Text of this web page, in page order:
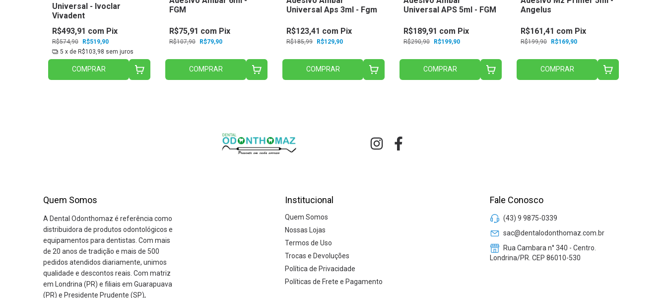
Universal - Ivoclar
Vivadent
R$574,90 R$519,90
R$493,91 com Pix
5 x de R$103,98 sem juros
COMPRAR
FGM
R$107,90 R$79,90
R$75,91 com Pix
COMPRAR
Universal Aps 3ml - Fgm
R$185,99 R$129,90
R$123,41 com Pix
COMPRAR
Universal APS 5ml - FGM
R$290,90 R$199,90
R$189,91 com Pix
COMPRAR
Angelus
R$199,90 R$169,90
R$161,41 com Pix
COMPRAR
Quem Somos
A Dental Odonthomaz é referência como
distribuidora de produtos odontológicos e
equipamentos para dentistas. Com mais
de 20 anos de tradição e mais de 500
pedidos atendidos diariamente, unimos
qualidade e descontos reais. Com matriz
em Londrina (PR) e filiais em Guarapuava
(PR) e Presidente Prudente (SP),
Institucional
Quem Somos
Nossas Lojas
Termos de Uso
Trocas e Devoluções
Política de Privacidade
Políticas de Frete e Pagamento
Fale Conosco
(43) 9 9875-0339
sac@dentalodonthomaz.com.br
Rua Cambara n° 340 - Centro.
Londrina/PR. CEP 86010-530